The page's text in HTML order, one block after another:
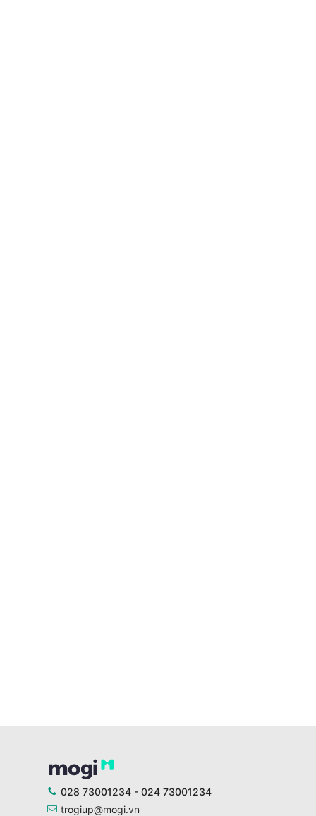
028 73001234 - 024 73001234
trogiup@mogi.vn